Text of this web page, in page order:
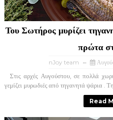
Του Σωτήρος μυρίζει
πρώτα
nJoy team
Στις αρχές Αυγούστου, σε πολλά
γεμίζει μυρωδιές από τηγανητά ψάρια .
Read